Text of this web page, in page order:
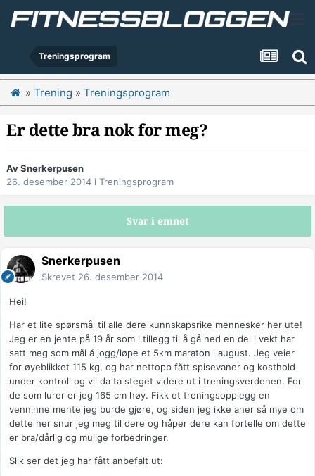
Treningsprogram
» Trening » Treningsprogram
Er dette bra nok for meg?
AvSnerkerpusen
26. desember 2014 i Treningsprogram
Svar i emnet
Snerkerpusen
Skrevet 26. desember 2014
Hei!
Har et lite spørsmål til alle dere kunnskapsrike mennesker her ute!
Jeg er en jente på 19 år som i tillegg til å gå ned en del i vekt har
satt meg som mål å jogg/løpe et 5km maraton i august. Jeg veier
for øyeblikket 115 kg, og har nettopp fått spisevaner og kosthold
under kontroll og vil da ta steget videre ut i treningsverdenen. For
de som lurer er jeg 165 cm høy. Fikk et treningsopplegg en
venninne mente jeg burde gjøre, og siden jeg ikke aner så mye om
dette her snur jeg meg til dere og håper dere kan fortelle om dette
er bra/dårlig og mulige forbedringer.
Slik ser det jeg har fått anbefalt ut: